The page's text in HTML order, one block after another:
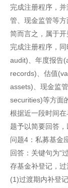
完成注册程序，
管、现金监管等方
简而言之，属于
完成注册程序，
audit)、年度报告
records)、估值
assets)、现金监
securities)等方面
根据近一段时间
题予以简要回答，
问题4：私募基金
回答：关键句为“
存基金补登记，过
(1)过渡期内补登记